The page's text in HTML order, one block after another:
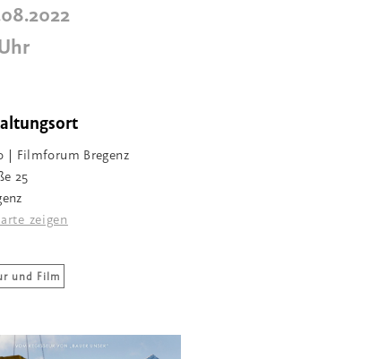
| Filmforum Bregenz
25
zeigen
und Film